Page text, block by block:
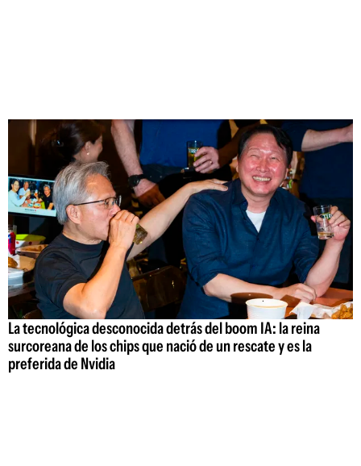
La tecnológica desconocida detrás del boom IA: la reina
surcoreana de los chips que nació de un rescate y es la
preferida de Nvidia